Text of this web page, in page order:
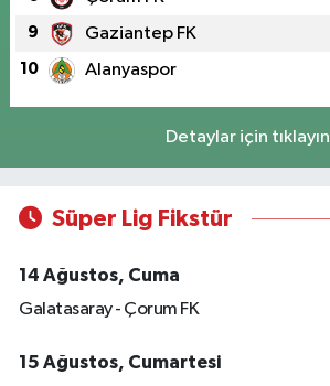
9 Gaziantep FK
10 Alanyaspor
Detaylar için tıklayın
Süper Lig Fikstür
14 Ağustos, Cuma
Galatasaray - Çorum FK
15 Ağustos, Cumartesi